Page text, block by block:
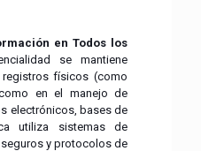
en Todos los
se mantiene
físicos (como
en el manejo de
electrónicos, bases de
utiliza sistemas de
y protocolos de